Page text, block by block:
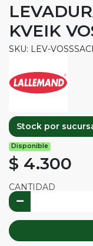
KVEIK
SKU: LEV-
Stock por
Disponible
$ 4.300
CANTIDAD